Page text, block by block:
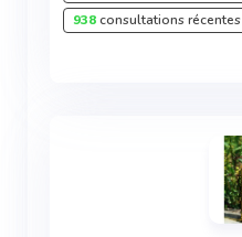
938consultations récentes